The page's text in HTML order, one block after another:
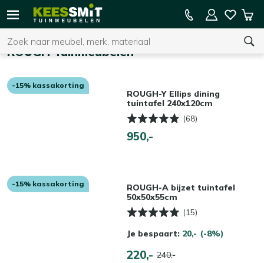
Kees
Tuinmeubelen
Zoeken
U heeft geen product(en) in uw winkelwagen.
15% kassakorting op de hele collectie
ROUGH Tuinmeubelen
-15% kassakorting
ROUGH-Y Ellips dining
tuintafel 240x120cm
(68)
950,-
-15% kassakorting
ROUGH-A bijzet tuintafel
50x50x55cm
(15)
Je bespaart: 20,- (-8%)
220,- 240,-